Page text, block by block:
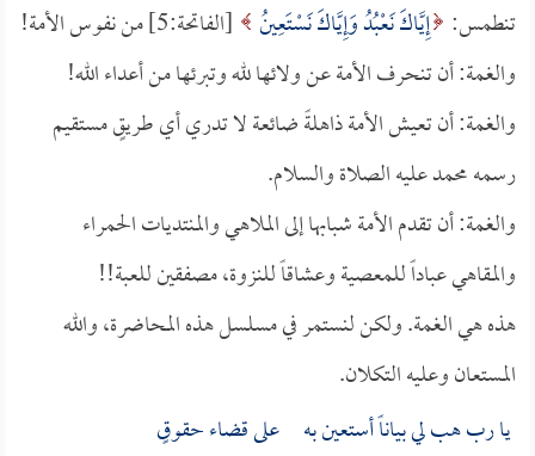
تنطمس: إِيَّاكَ نَعْبُدُ وَإِيَّاكَ نَسْتَعِينُ [الفاتحة:5] من نفوس الأمة!
والغمة: أن تنحرف الأمة عن ولائها لله وتبرئها من أعداء الله!
والغمة: أن تعيش الأمة ذاهلةً ضائعة لا تدري أي طريقٍ مستقيم
رسمه محمد عليه الصلاة والسلام.
والغمة: أن تقدم الأمة شبابها إلى الملاهي والمنتديات الحمراء
والمقاهي عباداً للمعصية وعشاقاً للنزوة، مصفقين للعبة!!
هذه هي الغمة. ولكن لنستمر في مسلسل هذه المحاضرة، والله
المستعان وعليه التكلان.
يا رب هب لي بياناً أستعين به على قضاء حقوقٍ